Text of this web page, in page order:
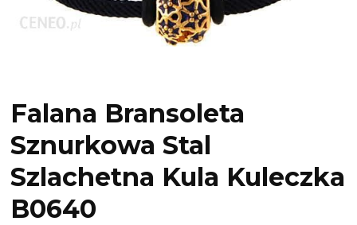
Falana Bransoleta
Sznurkowa Stal
Szlachetna Kula Kuleczka
B0640